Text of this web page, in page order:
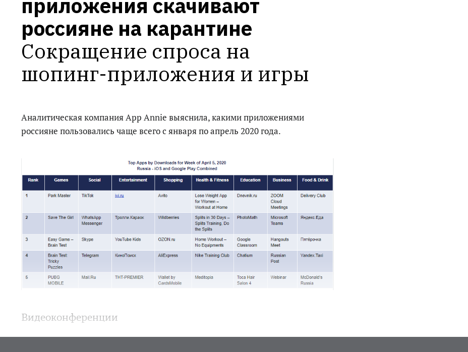
приложения скачивают
россияне на карантине
Сокращение спроса на
шопинг-приложения и игры
Аналитическая компания App Annie выяснила, какими приложениями
россияне пользовались чаще всего с января по апрель 2020 года.
Видеоконференции